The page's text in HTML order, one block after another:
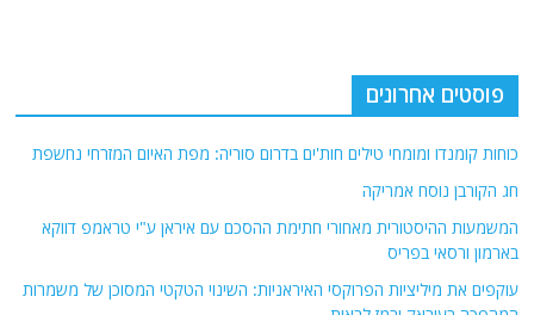
פוסטים אחרונים
כוחות קומנדו ומומחי טילים חות'ים בדרום סוריה: מפת האיום המזרחי נחשפת
חג הקורבן נוסח אמריקה
המשמעות ההיסטורית מאחורי חתימת ההסכם עם איראן ע"י טראמפ דווקא
בארמון ורסאי בפריס
עוקפים את מיליציות הפרוקסי האיראניות: השינוי הטקטי המסוכן של משמרות